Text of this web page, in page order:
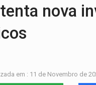
nova
em : 11 de Novembro de